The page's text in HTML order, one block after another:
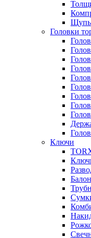
Головки
Ключи